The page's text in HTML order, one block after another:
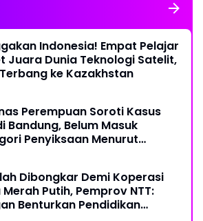
Indonesia! Empat Pelajar
Juara Dunia Teknologi Satelit,
ke Kazakhstan
Perempuan Soroti Kasus
Bandung, Belum Masuk
Penyiksaan Menurut
Dibongkar Demi Koperasi
Merah Putih, Pemprov NTT:
Benturkan Pendidikan